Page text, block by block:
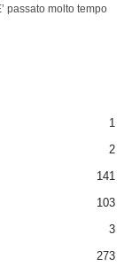
passato molto tempo
1
2
141
103
3
273